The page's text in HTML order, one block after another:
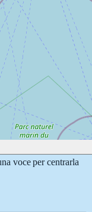
voce per centrarla